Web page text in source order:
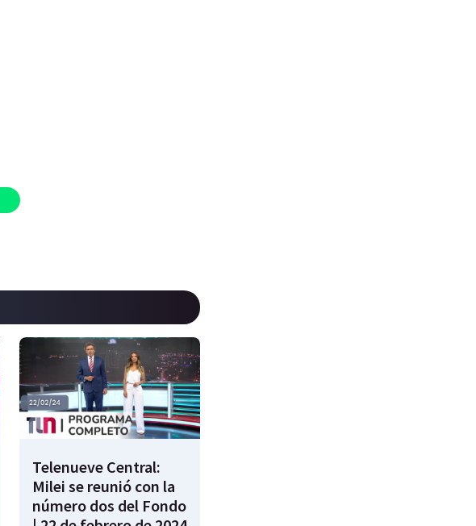
Telenueve Central:
Milei se reunió con la
número dos del Fondo